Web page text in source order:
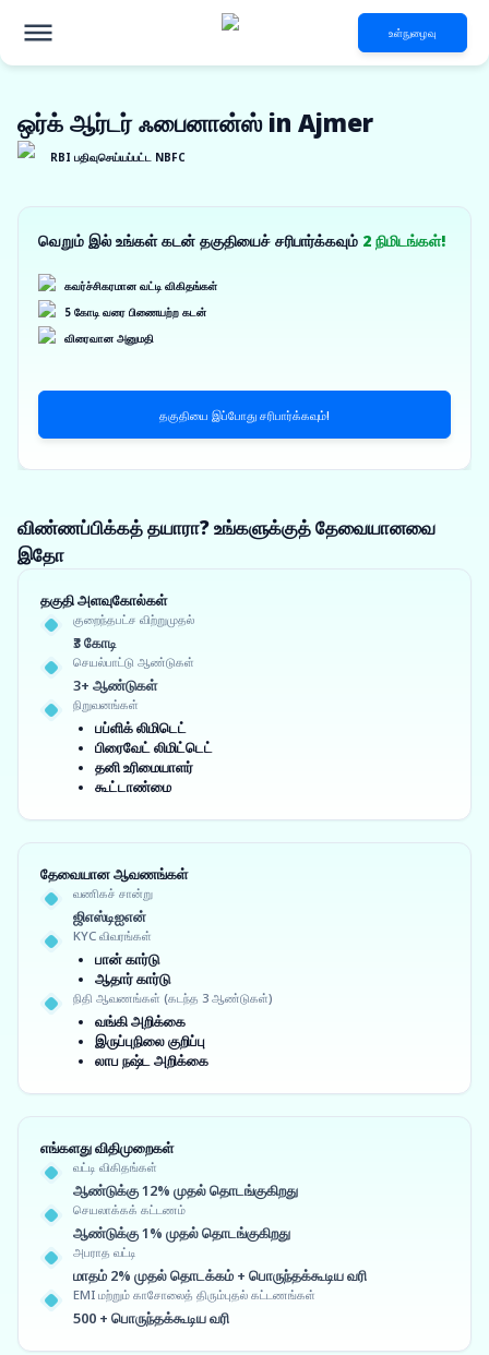
உள்நுழைவு
ஒர்க் ஆர்டர் ஃபைனான்ஸ் in Ajmer
RBI பதிவுசெய்யப்பட்ட NBFC
வெறும் இல் உங்கள் கடன் தகுதியைச் சரிபார்க்கவும் 2 நிமிடங்கள்!
கவர்ச்சிகரமான வட்டி விகிதங்கள்
5 கோடி வரை பிணையற்ற கடன்
விரைவான அனுமதி
தகுதியை இப்போது சரிபார்க்கவும்!
விண்ணப்பிக்கத் தயாரா? உங்களுக்குத் தேவையானவை
இதோ
தகுதி அளவுகோல்கள்
குறைந்தபட்ச விற்றுமுதல்
₹3 கோடி
செயல்பாட்டு ஆண்டுகள்
3+ ஆண்டுகள்
நிறுவனங்கள்
பப்ளிக் லிமிடெட்
பிரைவேட் லிமிட்டெட்
தனி உரிமையாளர்
கூட்டாண்மை
தேவையான ஆவணங்கள்
வணிகச் சான்று
ஜிஎஸ்டிஐஎன்
KYC விவரங்கள்
பான் கார்டு
ஆதார் கார்டு
நிதி ஆவணங்கள் (கடந்த 3 ஆண்டுகள்)
வங்கி அறிக்கை
இருப்புநிலை குறிப்பு
லாப நஷ்ட அறிக்கை
எங்களது விதிமுறைகள்
வட்டி விகிதங்கள்
ஆண்டுக்கு 12% முதல் தொடங்குகிறது
செயலாக்கக் கட்டணம்
ஆண்டுக்கு 1% முதல் தொடங்குகிறது
அபராத வட்டி
மாதம் 2% முதல் தொடக்கம் + பொருந்தக்கூடிய வரி
EMI மற்றும் காசோலைத் திரும்புதல் கட்டணங்கள்
500 + பொருந்தக்கூடிய வரி